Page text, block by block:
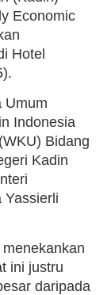
Economic
Hotel
Umum
Indonesia
Bidang
Kadin
Yassierli
ini justru
daripada